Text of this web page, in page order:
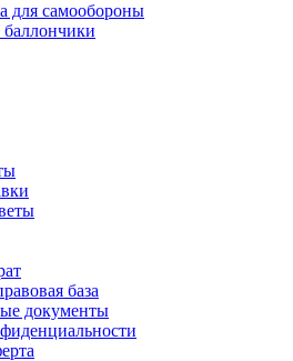
для самообороны
баллончики
база
документы